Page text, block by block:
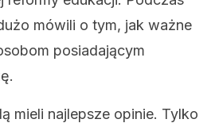
mówili o tym, jak ważne
posiadającym
mieli najlepsze opinie. Tylko